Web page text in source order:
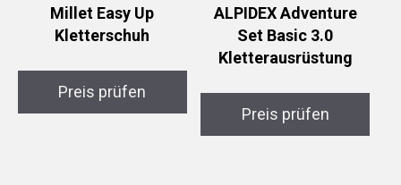
Millet Easy Up
Kletterschuh
Preis prüfen
ALPIDEX Adventure
Set Basic 3.0
Kletterausrüstung
Preis prüfen